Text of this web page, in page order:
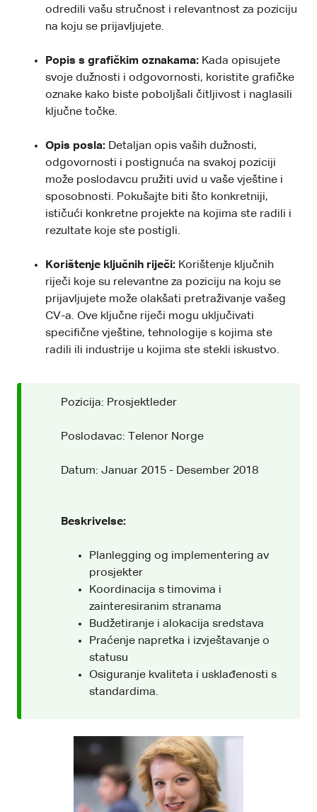
odredili vašu stručnost i relevantnost za poziciju
na koju se prijavljujete.
Popis s grafičkim oznakama: Kada opisujete
svoje dužnosti i odgovornosti, koristite grafičke
oznake kako biste poboljšali čitljivost i naglasili
ključne točke.
Opis posla: Detaljan opis vaših dužnosti,
odgovornosti i postignuća na svakoj poziciji
može poslodavcu pružiti uvid u vaše vještine i
sposobnosti. Pokušajte biti što konkretniji,
ističući konkretne projekte na kojima ste radili i
rezultate koje ste postigli.
Korištenje ključnih riječi: Korištenje ključnih
riječi koje su relevantne za poziciju na koju se
prijavljujete može olakšati pretraživanje vašeg
CV-a. Ove ključne riječi mogu uključivati
specifične vještine, tehnologije s kojima ste
radili ili industrije u kojima ste stekli iskustvo.
Pozicija: Prosjektleder
Poslodavac: Telenor Norge
Datum: Januar 2015 - Desember 2018
Beskrivelse:
Planlegging og implementering av
prosjekter
Koordinacija s timovima i
zainteresiranim stranama
Budžetiranje i alokacija sredstava
Praćenje napretka i izvještavanje o
statusu
Osiguranje kvaliteta i usklađenosti s
standardima.